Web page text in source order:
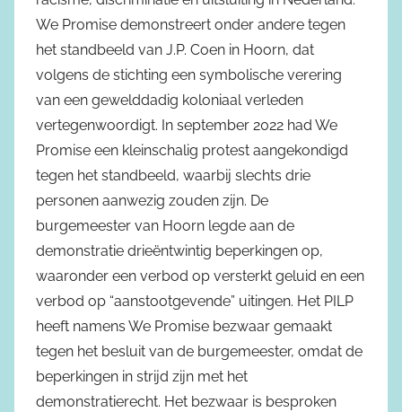
We Promise demonstreert onder andere tegen
het standbeeld van J.P. Coen in Hoorn, dat
volgens de stichting een symbolische verering
van een gewelddadig koloniaal verleden
vertegenwoordigt. In september 2022 had We
Promise een kleinschalig protest aangekondigd
tegen het standbeeld, waarbij slechts drie
personen aanwezig zouden zijn. De
burgemeester van Hoorn legde aan de
demonstratie drieëntwintig beperkingen op,
waaronder een verbod op versterkt geluid en een
verbod op “aanstootgevende” uitingen. Het PILP
heeft namens We Promise bezwaar gemaakt
tegen het besluit van de burgemeester, omdat de
beperkingen in strijd zijn met het
demonstratierecht. Het bezwaar is besproken